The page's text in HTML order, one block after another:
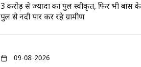
3 करोड़ से ज्यादा का पुल स्वीकृत, फिर भी बांस
पुल से नदी पार कर रहे ग्रामीण
09-08-2026